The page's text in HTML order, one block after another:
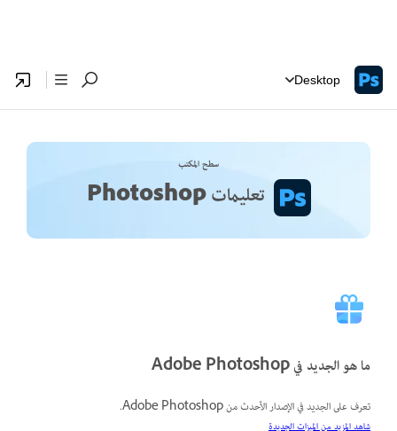
Desktop
سطح المكتب
تعليمات Photoshop
ما هو الجديد في Adobe Photoshop
تعرف على الجديد في الإصدار الأحدث من Adobe Photoshop.
شاهد المزيد من الميزات الجديدة